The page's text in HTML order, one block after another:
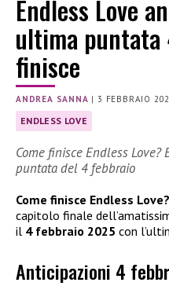
Endless Love
ultima puntata
finisce
ANDREA SANNA |3 FEBBRAIO
ENDLESS LOVE
Come finisce Endless
puntata del 4 febbraio
Come finisce Endless Love?
capitolo finale
il 4 febbraio 2025 con
Anticipazioni 4